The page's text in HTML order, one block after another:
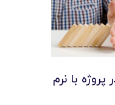
با نرم